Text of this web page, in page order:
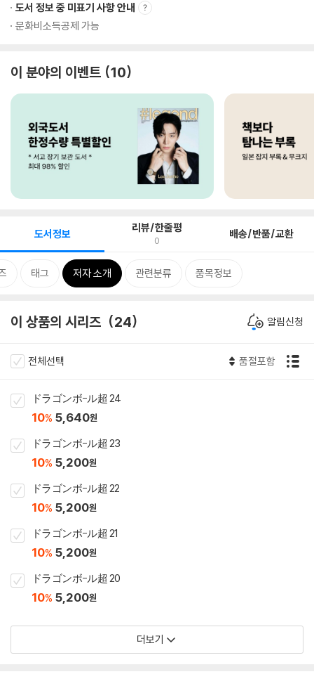
도서 정보 중 미표기 사항 안내
문화비소득공제 가능
이 분야의 이벤트 10
도서정보 리뷰/한줄평
0 배송/반품/교환
태그 저자 소개 관련분류 품목정보
이 상품의 시리즈 24 알림신청
전체선택 품절포함
ドラゴンボ-ル超 24
10% 5,640원
ドラゴンボ-ル超 23
10% 5,200원
ドラゴンボ-ル超 22
10% 5,200원
ドラゴンボ-ル超 21
10% 5,200원
ドラゴンボ-ル超 20
10% 5,200원
더보기